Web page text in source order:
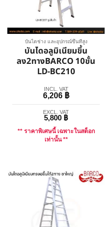
บันไดช่าง และอุปกรณ์ขึ้นที่สูง
บันไดอลูมิเนียมขึ้น
ลง2ทางBARCO 10ขั้น
LD-BC210
INCL. VAT
6,206 ฿
EXCL. VAT
5,800 ฿
** ราคาพิเศษนี้ เฉพาะในสต็อก
เท่านั้น **